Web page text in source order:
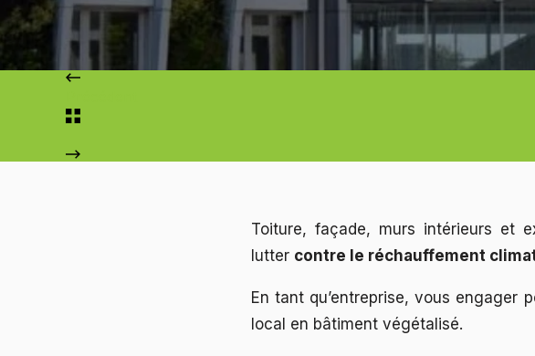
Toiture, façade, murs intérieurs et
lutter contre le réchauffement
En tant qu’entreprise, vous
local en bâtiment végétalisé.